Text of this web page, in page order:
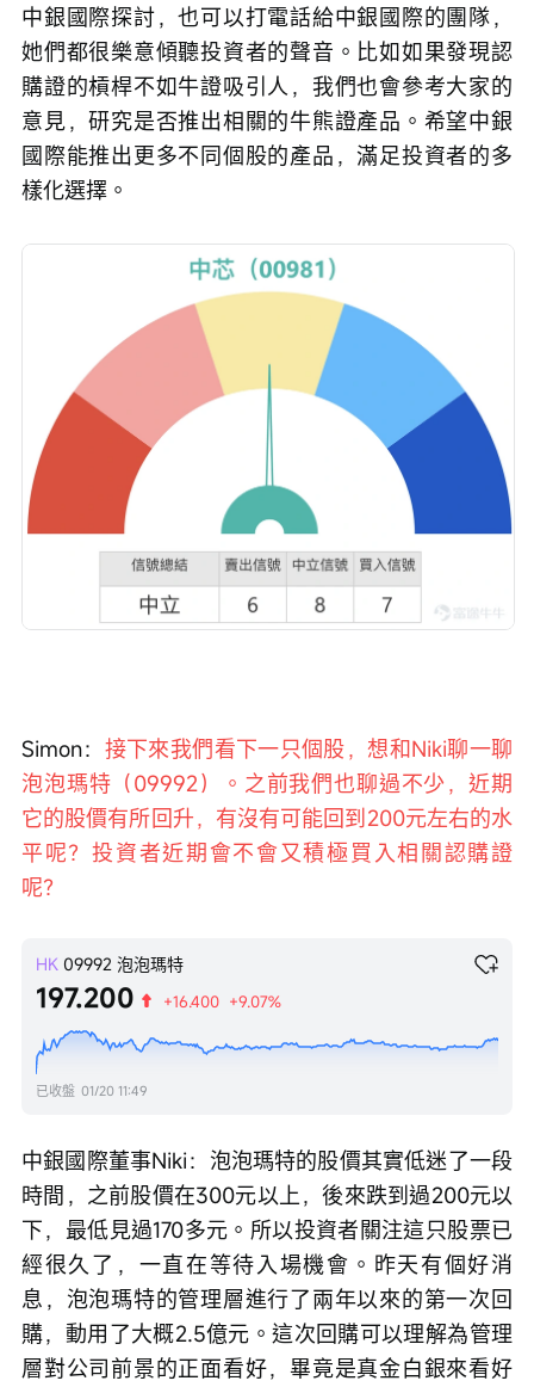
中銀國際探討，也可以打電話給中銀國際的團隊，
她們都很樂意傾聽投資者的聲音。比如如果發現認
購證的槓桿不如牛證吸引人，我們也會參考大家的
意見，研究是否推出相關的牛熊證產品。希望中銀
國際能推出更多不同個股的產品，滿足投資者的多
樣化選擇。
Simon： 接下來我們看下一只個股，想和Niki聊一聊
泡泡瑪特（09992）。之前我們也聊過不少，近期
它的股價有所回升，有沒有可能回到200元左右的水
平呢？投資者近期會不會又積極買入相關認購證
呢？
HK 09992 泡泡瑪特
197.200 +16.400 +9.07%
已收盤 01/20 11:49
中銀國際董事Niki：泡泡瑪特的股價其實低迷了一段
時間，之前股價在300元以上，後來跌到過200元以
下，最低見過170多元。所以投資者關注這只股票已
經很久了，一直在等待入場機會。昨天有個好消
息，泡泡瑪特的管理層進行了兩年以來的第一次回
購，動用了大概2.5億元。這次回購可以理解為管理
層對公司前景的正面看好，畢竟是真金白銀來看好